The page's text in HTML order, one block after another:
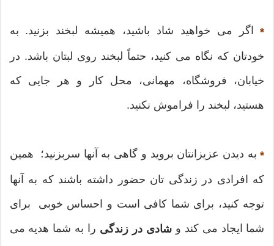
*اگر می خواهید شاد باشید، همیشه لبخند بزنید. به
خودتان که نگاه می کنید، حتماً لبخند روی لبتان باشد. در
خیابان، فروشگاه، مهمانی، محل کار و هر جایی که
هستید، لبخند را فراموش نکنید.
*به دیدن عزیزانتان بروید و گاهی به آنها سربزنید؛ همین
که افرادی در زندگی تان حضور داشته باشند که به آنها
توجه کنید، برای شما کافی است و احساس خوبی برای
شما ایجاد می کند وشادی در زندگی را به شما هدیه می